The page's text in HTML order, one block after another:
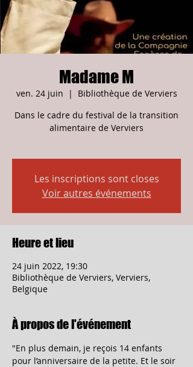
Madame M
ven. 24 juin
  |
Bibliothèque de Verviers
Dans le cadre du festival de la transition
alimentaire de Verviers
Les inscriptions sont closes
Voir autres événements
Heure et lieu
24 juin 2022, 19:30
Bibliothèque de Verviers, Verviers,
Belgique
À propos de l'événement
"En plus demain, je reçois 14 enfants
pour l’anniversaire de la petite. Et le soir